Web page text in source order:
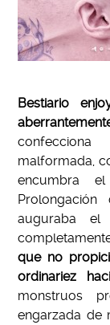
Bestiario
malformada,
encumbra
auguraba
que no
ordinariez
monstruos
engarzada de